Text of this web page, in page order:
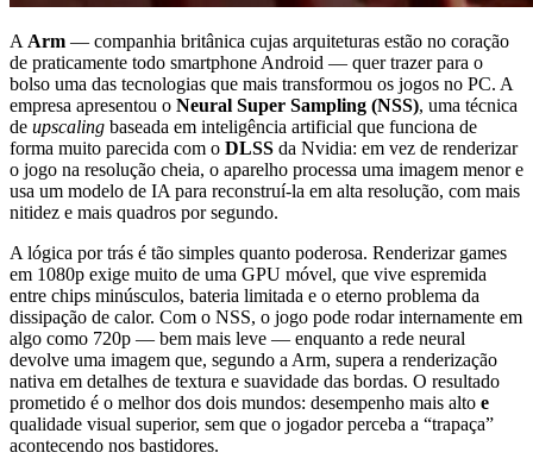
A Arm — companhia britânica cujas arquiteturas estão no coração
de praticamente todo smartphone Android — quer trazer para o
bolso uma das tecnologias que mais transformou os jogos no PC. A
empresa apresentou o Neural Super Sampling (NSS), uma técnica
de upscaling baseada em inteligência artificial que funciona de
forma muito parecida com o DLSS da Nvidia: em vez de renderizar
o jogo na resolução cheia, o aparelho processa uma imagem menor e
usa um modelo de IA para reconstruí-la em alta resolução, com mais
nitidez e mais quadros por segundo.
A lógica por trás é tão simples quanto poderosa. Renderizar games
em 1080p exige muito de uma GPU móvel, que vive espremida
entre chips minúsculos, bateria limitada e o eterno problema da
dissipação de calor. Com o NSS, o jogo pode rodar internamente em
algo como 720p — bem mais leve — enquanto a rede neural
devolve uma imagem que, segundo a Arm, supera a renderização
nativa em detalhes de textura e suavidade das bordas. O resultado
prometido é o melhor dos dois mundos: desempenho mais alto e
qualidade visual superior, sem que o jogador perceba a “trapaça”
acontecendo nos bastidores.